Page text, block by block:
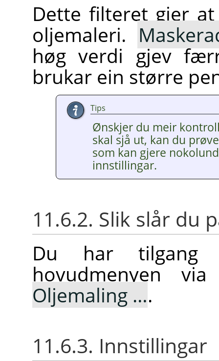
Dette filteret gjer
oljemaleri.
høg verdi gjev
brukar ein større
Tips
Ønskjer du meir
skal sjå ut, kan du
som kan gjere
innstillingar.
11.6.2. Slik slår du
Du har
hovudmenyen
Oljemaling ….
11.6.3. Innstillingar